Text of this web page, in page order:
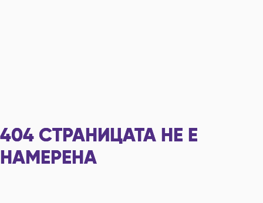
404 СТРАНИЦАТА НЕ Е
НАМЕРЕНА